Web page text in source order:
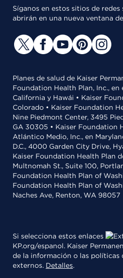
Síganos en estos sitios de
abrirán en una nueva ventana
Planes de salud de Kaiser
Foundation Health Plan, Inc., en
California y Hawái • Kaiser
Colorado • Kaiser Foundation
Nine Piedmont Center, 3495
GA 30305 • Kaiser Foundation
Atlántico Medio, Inc., en
D.C., 4000 Garden City Drive,
Kaiser Foundation Health Plan
Multnomah St., Suite 100,
Foundation Health Plan of
Foundation Health Plan of
Naches Ave, Renton, WA 98057
Si selecciona estos enlaces
KP.org/espanol. Kaiser
de la información o las políticas
externos. Detalles.